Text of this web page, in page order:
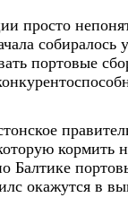
просто
собиралось
портовые
кормить
Балтике
окажутся в